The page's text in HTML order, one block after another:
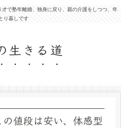
で塾年離婚、独身に戻り、親の介護をしつつ、年
り暮しです
生きる道
値段は安い、体感型